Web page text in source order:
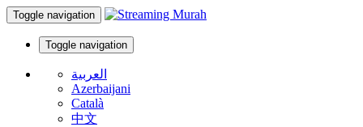
Toggle navigation
Toggle navigation
العربية
Azerbaijani
Català
中文